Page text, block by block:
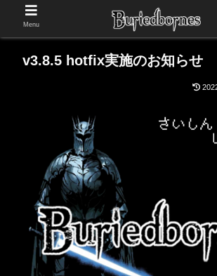
v3.8.5 hotfix実施のお知らせ
Menu